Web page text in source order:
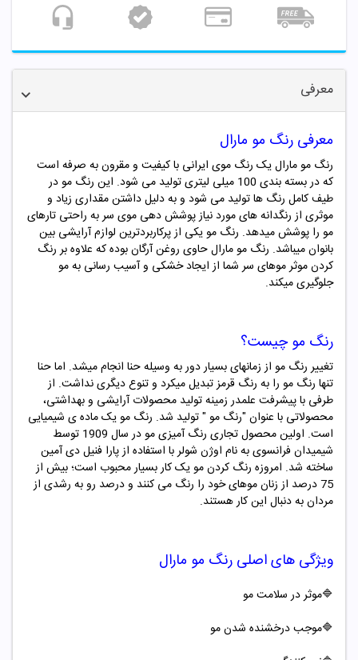
معرفی
معرفی رنگ مو مارال
رنگ مو مارال یک رنگ موی ایرانی با کیفیت و مقرون به صرفه است
که در بسته بندی 100 میلی لیتری تولید می شود. این رنگ مو در
طیف کامل رنگ ها تولید می شود و به دلیل داشتن مقداری زیاد و
موثری از رنگدانه های مورد نیاز پوشش دهی موی سر به راحتی تارهای
مو را پوشش میدهد. رنگ مو یکی از پرکاربردترین لوازم آرایشی بین
بانوان میباشد. رنگ مو مارالحاوی روغن آرگان بوده که علاوه بر رنگ
کردن موثر موهای سر شما از ایجاد خشکی و آسیب رسانی به مو
جلوگیری میکند.
رنگ مو چیست؟
تغییر رنگ مو از زمانهای بسیار دور به وسیله حنا انجام میشد. اما حنا
تنها رنگ مو را به رنگ قرمز تبدیل میکرد و تنوع دیگری نداشت. از
طرفی با پیشرفت علمدر زمینه تولید محصولات آرایشی و بهداشتی،
محصولاتی با عنوان "رنگ مو "تولید شد. رنگ مو یک ماده ­ی شیمیایی
است. اولین محصول تجاری رنگ ­آمیزی مو در سال 1909 توسط
شیمیدان فرانسوی به نام اوژن شولر با استفاده از پارا فنیل دی آمین
ساخته شد. امروزه رنگ کردن مو یک کار بسیار محبوب است؛ بیش از
75 درصد از زنان موهای خود را رنگ می کنند و درصد رو به رشدی از
مردان به دنبال این کار هستند.
ویژگی های اصلی رنگ مو مارال
🔷موثر در سلامت مو
🔷موجب درخشنده شدن مو